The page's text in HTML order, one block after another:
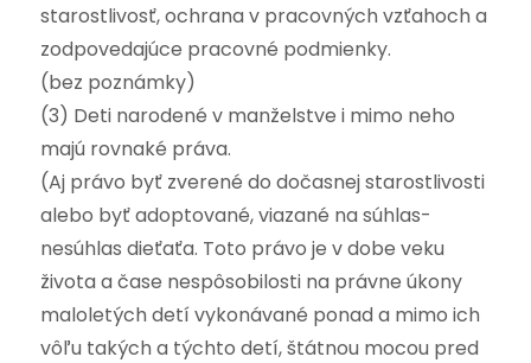
starostlivosť, ochrana v pracovných vzťahoch a
zodpovedajúce pracovné podmienky.
(bez poznámky)
(3) Deti narodené v manželstve i mimo neho
majú rovnaké práva.
(Aj právo byť zverené do dočasnej starostlivosti
alebo byť adoptované, viazané na súhlas-
nesúhlas dieťaťa. Toto právo je v dobe veku
života a čase nespôsobilosti na právne úkony
maloletých detí vykonávané ponad a mimo ich
vôľu takých a týchto detí, štátnou mocou pred